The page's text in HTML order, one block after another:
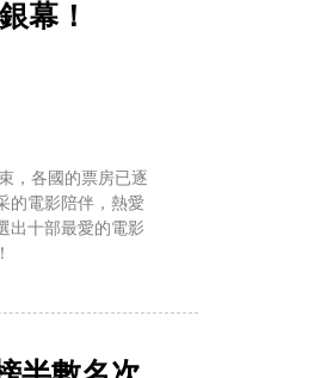
幕！
，各國的票房已逐
的電影陪伴，熱愛
出十部最愛的電影